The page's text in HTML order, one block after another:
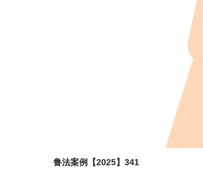
鲁法案例【2025】341